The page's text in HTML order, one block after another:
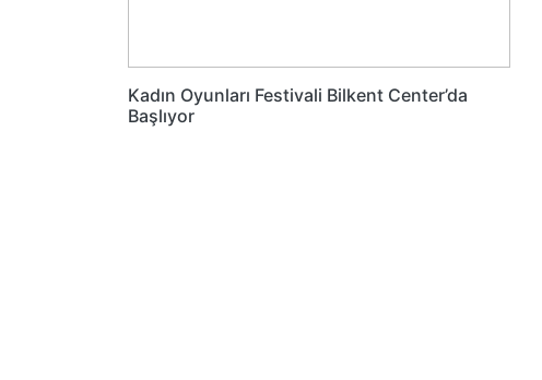
Kadın Oyunları Festivali Bilkent Center’da
Başlıyor